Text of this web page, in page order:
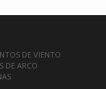
DE VIENTO
DE ARCO